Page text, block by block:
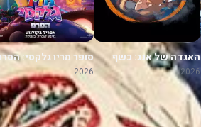
האגדה של אנג: כשף
האוויר האחרון
2026
סופר מריו גלקסי:
2026